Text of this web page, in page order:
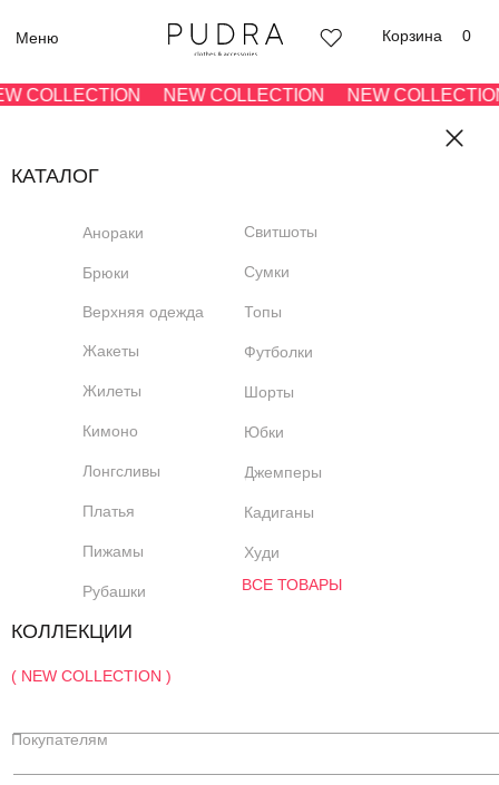
Корзина
COLLECTION NEW COLLECTION NEW COLLECTION
КАТАЛОГ
ВСЕ ТОВАРЫ
Анораки
Брюки
Верхняя одежда
Жакеты
Жилеты
Кимоно
Лонгсливы
Платья
Пижамы
Рубашки
КОЛЛЕКЦИИ
( NEW COLLECTION )
Покупателям
Свитшоты
Сумки
Топы
Футболки
Шорты
Юбки
Джемперы
Кадиганы
Худи